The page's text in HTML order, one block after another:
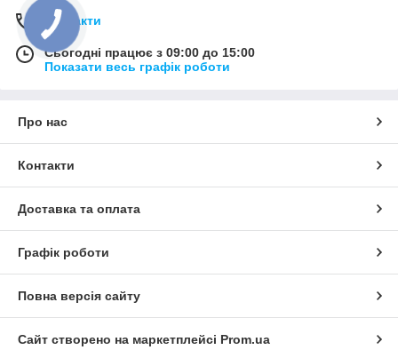
Контакти
Сьогодні працює з 09:00 до 15:00
Показати весь графік роботи
Про нас
Контакти
Доставка та оплата
Графік роботи
Повна версія сайту
Сайт створено на маркетплейсі Prom.ua